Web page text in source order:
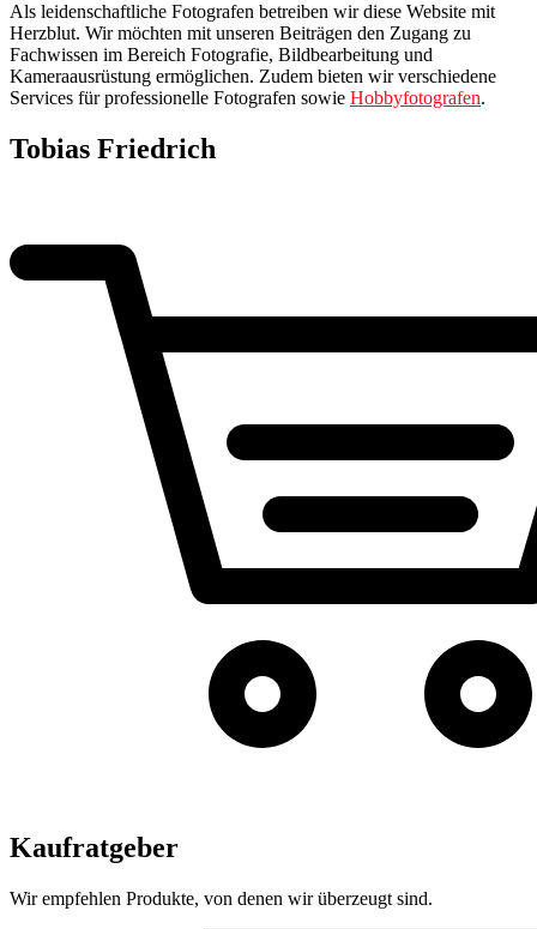
Als leidenschaftliche Fotografen betreiben wir diese Website mit
Herzblut. Wir möchten mit unseren Beiträgen den Zugang zu
Fachwissen im Bereich Fotografie, Bildbearbeitung und
Kameraausrüstung ermöglichen. Zudem bieten wir verschiedene
Services für professionelle Fotografen sowie Hobbyfotografen.
Tobias Friedrich
Kaufratgeber
Wir empfehlen Produkte, von denen wir überzeugt sind.